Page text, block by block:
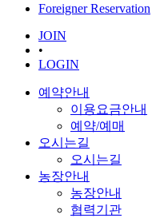
Foreigner Reservation
JOIN
•
LOGIN
예약안내
이용요금안내
예약/예매
오시는길
오시는길
농장안내
농장안내
협력기관